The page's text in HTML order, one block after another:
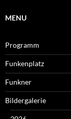
MENU
Programm
Funkenplatz
Funkner
Bildergalerie